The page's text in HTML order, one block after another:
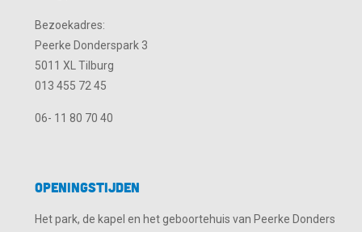
Bezoekadres:
Peerke Donderspark 3
5011 XL Tilburg
013 455 72 45
06- 11 80 70 40
Openingstijden
Het park, de kapel en het geboortehuis van Peerke Donders